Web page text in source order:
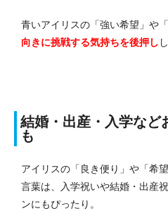
青いアイリスの「強い希望」や
向きに挑戦する気持ちを後押し
結婚・出産・入学など
も
アイリスの「良き便り」や「希
言葉は、入学祝いや結婚・出産
ンにもぴったり。